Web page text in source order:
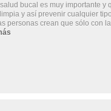
bucal es muy importante y
y así prevenir cualquier
personas crean que sólo con